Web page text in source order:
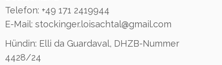
Telefon: +49 171 2419944
E-Mail: stockinger.loisachtal@gmail.com
Hündin: Elli da Guardaval, DHZB-Nummer
4428/24